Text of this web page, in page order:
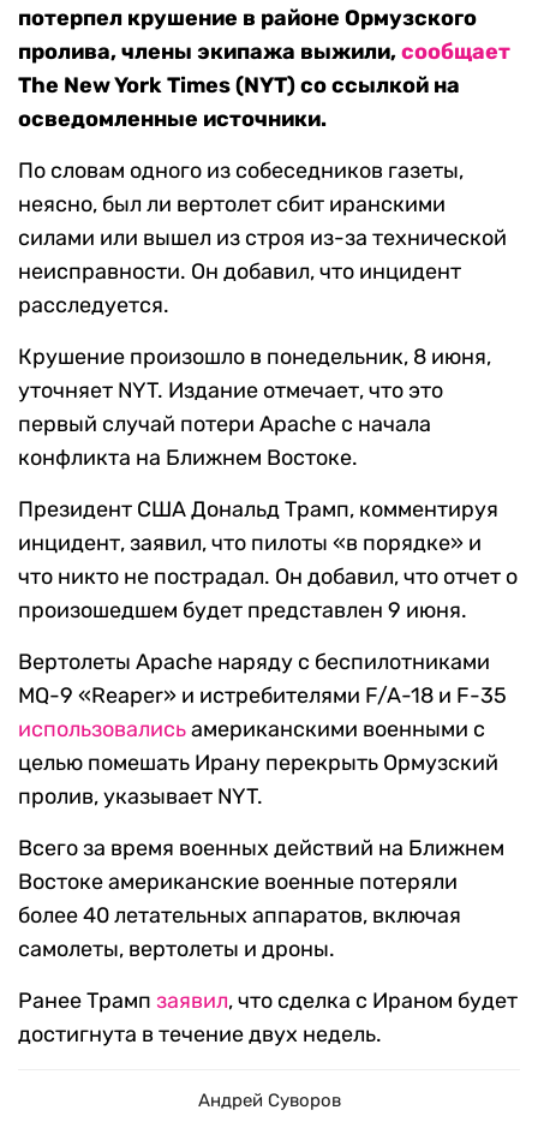
потерпел крушение в районе Ормузского
пролива, члены экипажа выжили,сообщает
The New York Times (NYT) со ссылкой на
осведомленные источники.
По словам одного из собеседников газеты,
неясно, был ли вертолет сбит иранскими
силами или вышел из строя из-за технической
неисправности. Он добавил, что инцидент
расследуется.
Крушение произошло в понедельник, 8 июня,
уточняет NYT. Издание отмечает, что это
первый случай потери Apache с начала
конфликта на Ближнем Востоке.
Президент США Дональд Трамп, комментируя
инцидент, заявил, что пилоты «в порядке» и
что никто не пострадал. Он добавил, что отчет о
произошедшем будет представлен 9 июня.
Вертолеты Apache наряду с беспилотниками
MQ-9 «Reaper» и истребителями F/A-18 и F-35
использовалисьамериканскими военными с
целью помешать Ирану перекрыть Ормузский
пролив, указывает NYT.
Всего за время военных действий на Ближнем
Востоке американские военные потеряли
более 40 летательных аппаратов, включая
самолеты, вертолеты и дроны.
Ранее Трамп заявил, что сделка с Ираном будет
достигнута в течение двух недель.
Андрей Суворов